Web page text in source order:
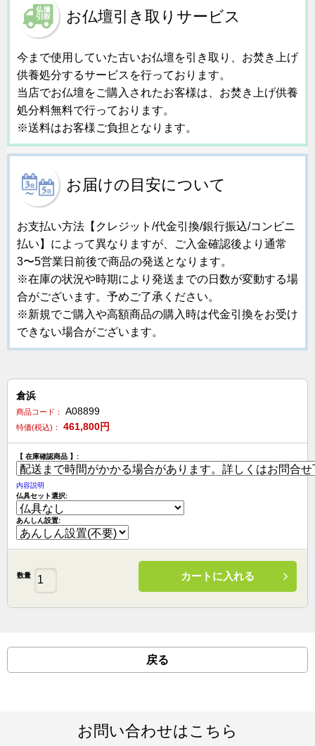
お仏壇引き取りサービス
今まで使用していた古いお仏壇を引き取り、お焚き上げ
供養処分するサービスを行っております。
当店でお仏壇をご購入されたお客様は、お焚き上げ供養
処分料無料で行っております。
※送料はお客様ご負担となります。
お届けの目安について
お支払い方法【クレジット/代金引換/銀行振込/コンビニ
払い】によって異なりますが、ご入金確認後より通常
3〜5営業日前後で商品の発送となります。
※在庫の状況や時期により発送までの日数が変動する場
合がございます。予めご了承ください。
※新規でご購入や高額商品の購入時は代金引換をお受け
できない場合がございます。
倉浜
商品コード： A08899
特価(税込)： 461,800円
【 在庫確認商品 】:
内容説明
仏具セット選択:
あんしん設置:
数量 カートに入れる
戻る
お問い合わせはこちら